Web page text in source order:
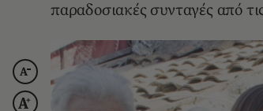
παραδοσιακές συνταγές από